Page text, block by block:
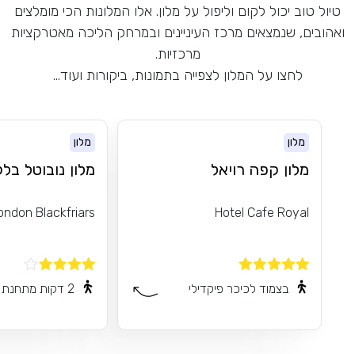
טיול טוב יכול לקום וליפול על מלון. אלו המלונות הכי מומלצים
ואהובים, שנמצאים מרכז העיניינים ובמרחק הליכה מאטרקציות
מרכזיות.
לחצו על המלון לצפייה בתמונות, ביקורות ועוד...
מלון
מלון קפה רויאל
Hotel Cafe Royal
בצמוד לכיכר פיקדילי
מלון
מלון נובוטל
Blackfriars
2 דקות מתחנת טיוב